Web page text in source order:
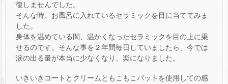
復しませんでした。
そんな時、お風呂に入れているセラミックを目に当ててみま
した。
身体を温めている間、温かくなったセラミックを目の上に乗
せるのです。そんな事を２年間毎日していましたら、今では
涙の出る量が本当に少なくなり、楽になりました。
いきいきコートとクリームともこもこパットを使用しての感